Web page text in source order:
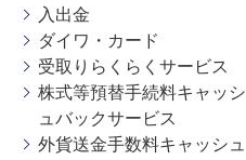
入出金
ダイワ・カード
受取りらくらくサービス
株式等預替手続料キャッシ
ュバックサービス
外貨送金手数料キャッシュ